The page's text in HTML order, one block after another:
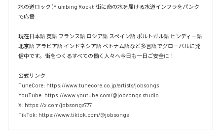
水の道ロック (Plumbing Rock): 街に命の水を届ける水道インフラをパンク
で応援
現在日本語 英語 フランス語 ロシア語 スペイン語 ポルトガル語 ヒンディー語
北京語 アラビア語 インドネシア語 ベトナム語など多言語でグローバルに発
信中です。街をつくるすべての働く人々へ今日も一日ご安全に！
公式リンク
TuneCore: https://www.tunecore.co.jp/artists/jobsongs
YouTube: https://www.youtube.com/@jobsongs.studio
X: https://x.com/jobsongs777
TikTok: https://www.tiktok.com/@jobsongs